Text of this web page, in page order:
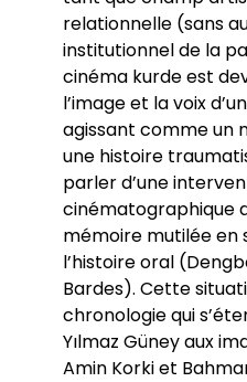
relationnelle (sans
institutionnel de la
cinéma kurde est
l’image et la voix
agissant comme un
une histoire
parler d’une
cinématographique
mémoire mutilée en
l’histoire oral
Bardes). Cette
chronologie qui
Yılmaz Güney aux
Amin Korki et